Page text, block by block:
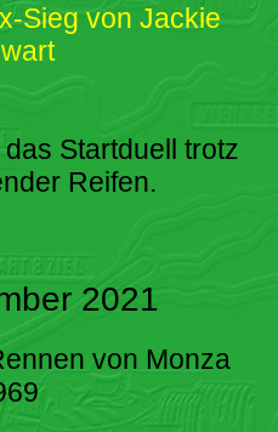
Sieg von Jackie
Startduell trotz
Reifen.
2021
von Monza